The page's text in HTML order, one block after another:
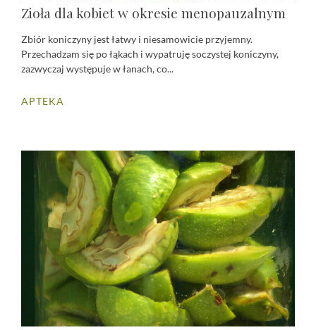
Zioła dla kobiet w okresie menopauzalnym
Zbiór koniczyny jest łatwy i niesamowicie przyjemny.
Przechadzam się po łąkach i wypatruję soczystej koniczyny,
zazwyczaj występuje w łanach, co...
APTEKA